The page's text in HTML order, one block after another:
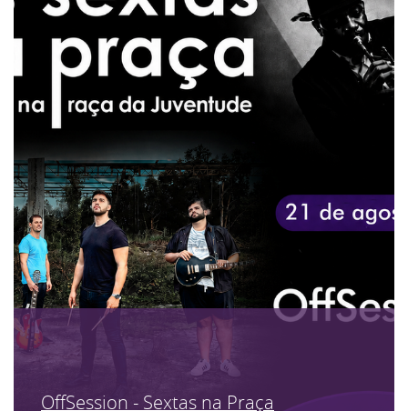
OffSession - Sextas na Praça